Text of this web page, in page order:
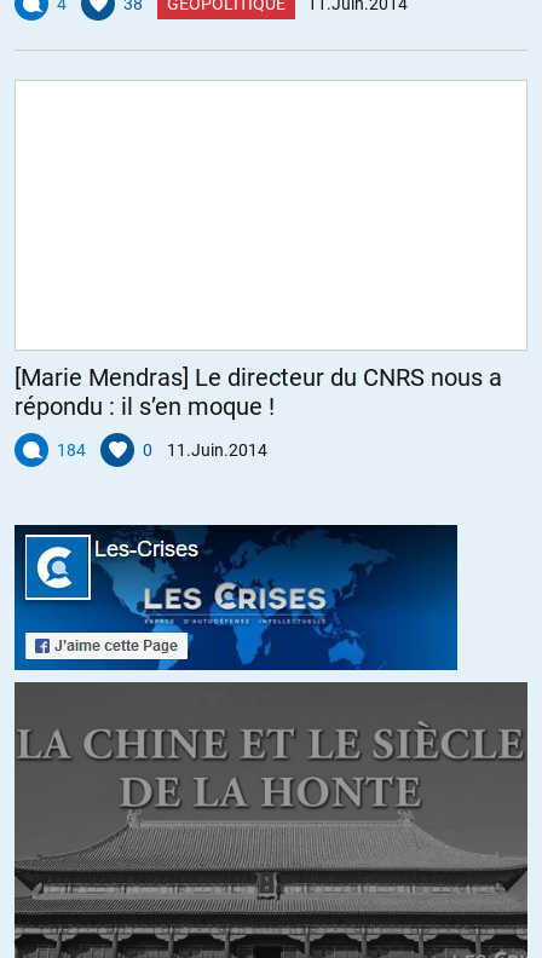
[Marie Mendras] Le directeur du CNRS nous a
répondu : il s’en moque !
184 0 11.Juin.2014